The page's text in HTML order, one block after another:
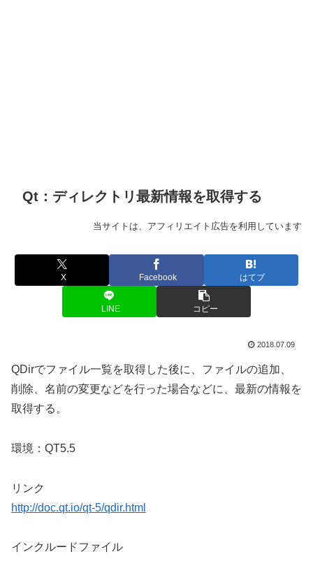
Qt：ディレクトリ最新情報を取得する
当サイトは、アフィリエイト広告を利用しています
X Facebook はてブ
LINE コピー
2018.07.09
QDirでファイル一覧を取得した後に、ファイルの追加、
削除、名前の変更などを行った場合などに、最新の情報を
取得する。
環境：QT5.5
リンク
http://doc.qt.io/qt-5/qdir.html
インクルードファイル